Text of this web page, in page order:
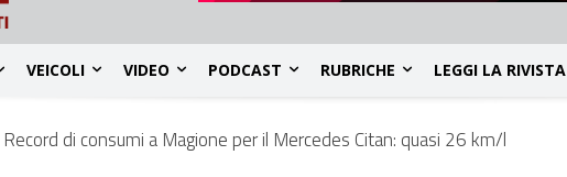
VEICOLI VIDEO PODCAST RUBRICHE LEGGI LA RIVISTA
Record di consumi a Magione per il Mercedes Citan: quasi 26 km/l